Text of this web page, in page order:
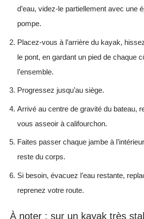
d’eau, videz-le partiellement avec une
pompe.
Placez-vous à l’arrière du kayak,
le pont, en gardant un pied de chaque
l’ensemble.
Progressez jusqu’au siège.
Arrivé au centre de gravité du bateau,
vous asseoir à califourchon.
Faites passer chaque jambe à
reste du corps.
Si besoin, évacuez l’eau restante,
reprenez votre route.
À noter : sur un kayak très